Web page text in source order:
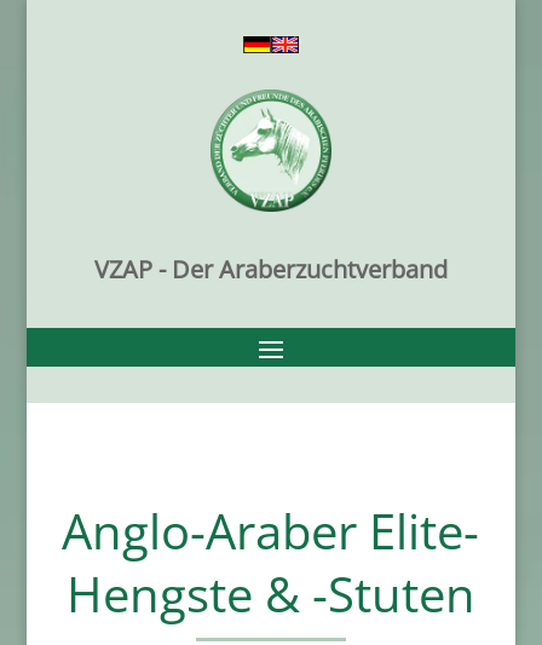
VZAP - Der Araberzuchtverband
Anglo-Araber Elite-
Hengste & -Stuten